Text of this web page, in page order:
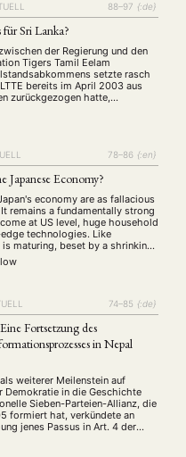
Tagung Tourismus (14)
(28) Wirtschaft
(126)
DATENSCHUTZERKLÄRUNG
SPENDEN SIE JETZT!
88–97 {:de}
für Sri Lanka?
der Regierung und den
Tigers Tamil Eelam
setzte rasch
bereits im April 2003 aus
zurückgezogen hatte,
Selbstmordanschlag in
Jahres, wie
78–86 {:en}
Japanese Economy?
economy are as fallacious
remains a fundamentally strong
at US level, huge household
technologies. Like
maturing, beset by a shrinking
by 130 years of reliance on
problems are cyclical …
74–85 {:de}
Fortsetzung des
in Nepal
weiterer Meilenstein auf
Demokratie in die Geschichte
Sieben-Parteien-Allianz, die
formiert hat, verkündete an
jenes Passus in Art. 4 der
Nepal zu einem hinduistischen
war das Königreich Nepal …